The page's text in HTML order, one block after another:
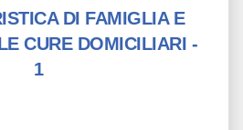
DI FAMIGLIA E
CURE DOMICILIARI -
1